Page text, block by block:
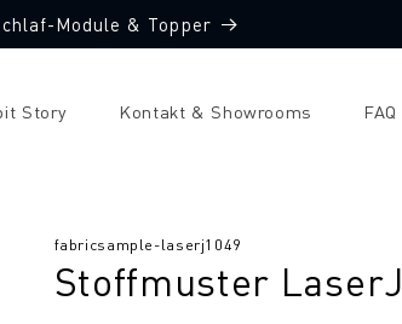
Module & Topper
Story Kontakt & Showrooms FAQ
SKU:
fabricsample-laserj1049
Stoffmuster LaserJ